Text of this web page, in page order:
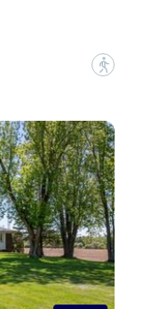
?